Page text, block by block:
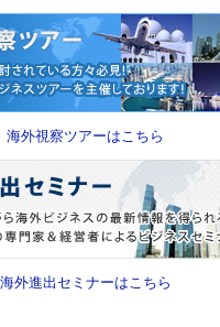
海外視察ツアーはこちら
海外進出セミナーはこちら